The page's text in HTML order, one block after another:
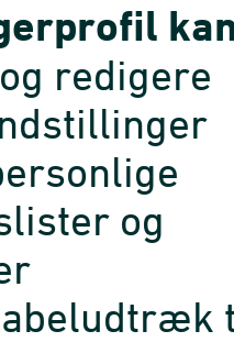
redigere
og